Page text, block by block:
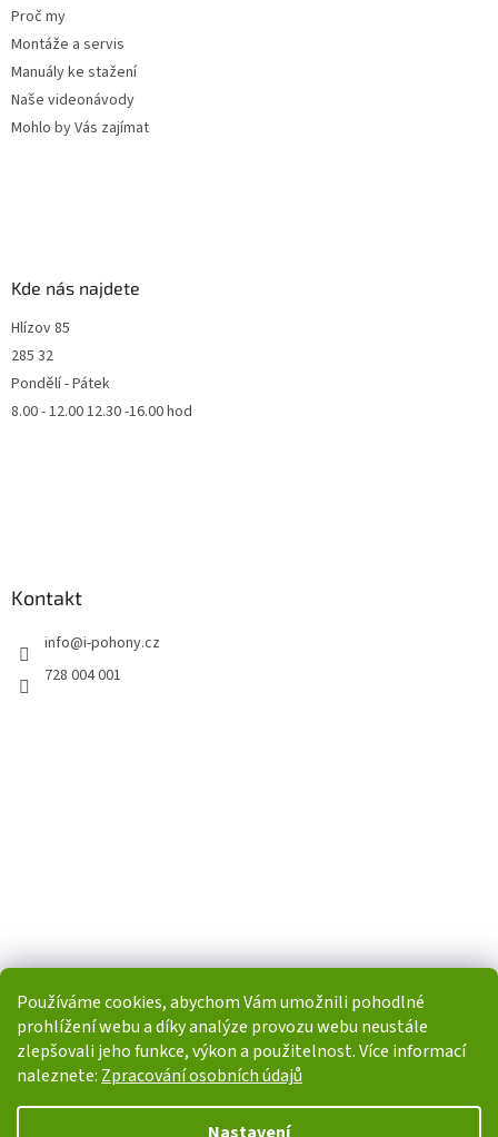
Používáme cookies, abychom Vám umožnili pohodlné
prohlížení webu a díky analýze provozu webu neustále
zlepšovali jeho funkce, výkon a použitelnost. Více informací
naleznete: Zpracování osobních údajů
Proč my
Montáže a servis
Manuály ke stažení
Naše videonávody
Mohlo by Vás zajímat
Kde nás najdete
Hlízov 85
285 32
Pondělí - Pátek
8.00 - 12.00 12.30 -16.00 hod
Kontakt
info@i-pohony.cz
728 004 001